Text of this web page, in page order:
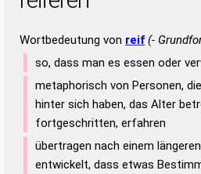
Wortbedeutung von reif (-
so, dass man es essen oder
metaphorisch von Personen,
hinter sich haben, das Alter
fortgeschritten, erfahren
übertragen nach einem
entwickelt, dass etwas